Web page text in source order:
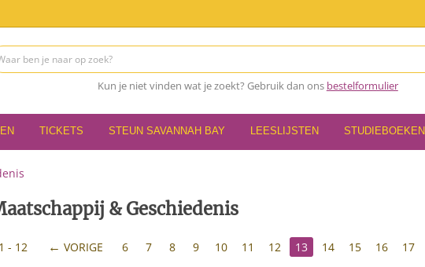
Kun je niet vinden wat je zoekt? Gebruik dan ons bestelformulier
TICKETS STEUN SAVANNAH BAY LEESLIJSTEN STUDIEBOEKEN
& Geschiedenis
1 - 12 VORIGE 6 7 8 9 10 11 12 13 14 15 16 17